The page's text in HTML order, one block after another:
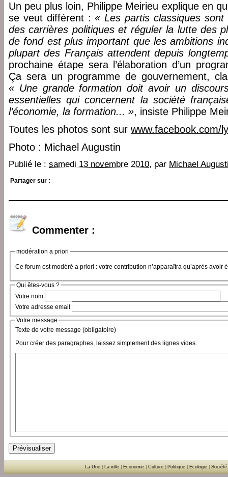
Un peu plus loin, Philippe Meirieu explique en
se veut différent :« Les partis classiques
des carrières politiques et réguler la lutte des
de fond est plus important que les ambitions
plupart des Français attendent depuis
prochaine étape sera l’élaboration d’un
Ça sera un programme de gouvernement,
« Une grande formation doit avoir un
essentielles qui concernent la société
l’économie, la formation... », insiste Philippe
Toutes les photos sont sur www.facebook.com/
Photo : Michael Augustin
Publié le : samedi 13 novembre 2010, par Michael
Partager sur :
Commenter :
modération a priori
Ce forum est modéré a priori : votre contribution n’apparaîtra qu’après avoir
Qui êtes-vous ?
Votre nom
Votre adresse email
Votre message
Texte de votre message (obligatoire)
Pour créer des paragraphes, laissez simplement des lignes vides.
La Une La ville Economie Culture Politique Ecologie Société